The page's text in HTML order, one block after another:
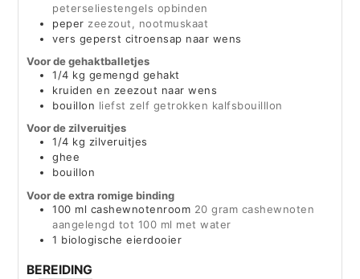
peterseliestengels opbinden
peper zeezout, nootmuskaat
vers geperst citroensap naar wens
Voor de gehaktballetjes
1/4 kg gemengd gehakt
kruiden en zeezout naar wens
bouillon liefst zelf getrokken kalfsbouilllon
Voor de zilveruitjes
1/4 kg zilveruitjes
ghee
bouillon
Voor de extra romige binding
100 ml cashewnotenroom 20 gram cashewnoten
aangelengd tot 100 ml met water
1 biologische eierdooier
BEREIDING